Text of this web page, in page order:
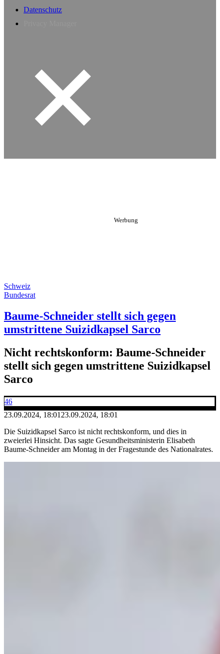
Datenschutz
Schweiz
Bundesrat
Baume-Schneider stellt sich gegen
umstrittene Suizidkapsel Sarco
Nicht rechtskonform: Baume-Schneider
stellt sich gegen umstrittene Suizidkapsel
Sarco
46
23.09.2024, 18:01 23.09.2024, 18:01
Die Suizidkapsel Sarco ist nicht rechtskonform, und dies in
zweierlei Hinsicht. Das sagte Gesundheitsministerin Elisabeth
Baume-Schneider am Montag in der Fragestunde des Nationalrates.